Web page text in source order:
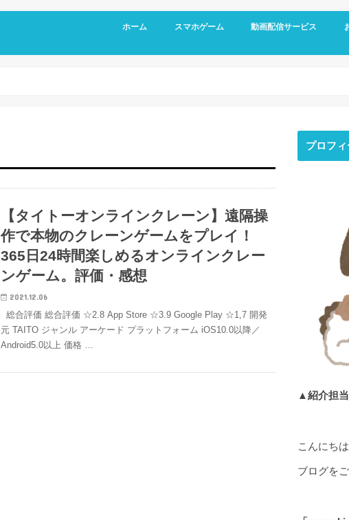
ホーム スマホゲーム
RPG
アクション
シミュレーション
パズル
スポーツ
リズムゲーム
動画配信サービス
【タイトーオンラインクレーン】遠隔操
作で本物のクレーンゲームをプレイ！
365日24時間楽しめるオンラインクレー
ンゲーム。評価・感想
2021.12.06
総合評価 総合評価 ☆2.8 App Store ☆3.9 Google Play ☆1,7 開発
元 TAITO ジャンル アーケード プラットフォーム iOS10.0以降／
Android5.0以上 価格 …
プロフ
▲紹介担
こんにちは
ブログを